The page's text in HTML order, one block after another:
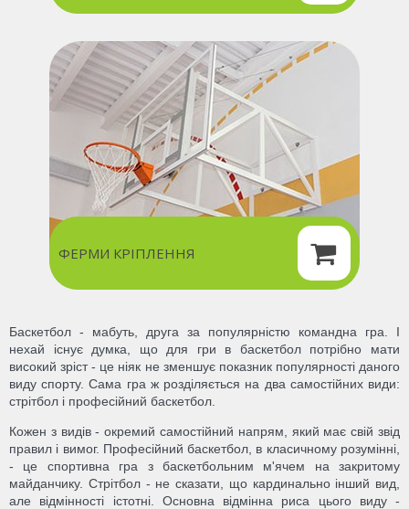
ФЕРМИ КРІПЛЕННЯ
Баскетбол - мабуть, друга за популярністю командна гра. І
нехай існує думка, що для гри в баскетбол потрібно мати
високий зріст - це ніяк не зменшує показник популярності даного
виду спорту. Сама гра ж розділяється на два самостійних види:
стрітбол і професійний баскетбол.
Кожен з видів - окремий самостійний напрям, який має свій звід
правил і вимог. Професійний баскетбол, в класичному розумінні,
- це спортивна гра з баскетбольним м'ячем на закритому
майданчику. Стрітбол - не сказати, що кардинально інший вид,
але відмінності істотні. Основна відмінна риса цього виду -